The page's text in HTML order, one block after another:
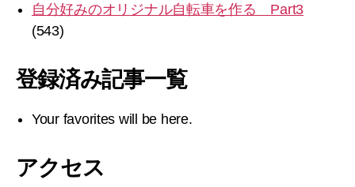
自分好みのオリジナル自転車を作る Part3
(543)
登録済み記事一覧
Your favorites will be here.
アクセス